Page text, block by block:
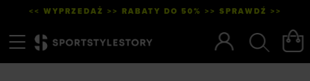
<< WYPRZEDAŻ >> RABATY DO 50% >> SPRAWDŹ >>